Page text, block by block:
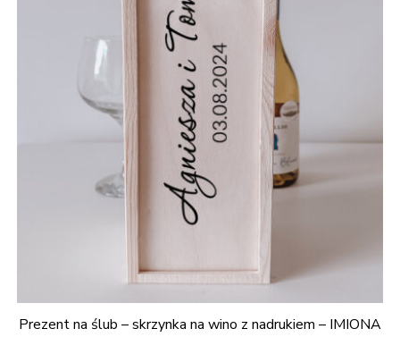
Prezent na ślub – skrzynka na wino z nadrukiem – IMIONA